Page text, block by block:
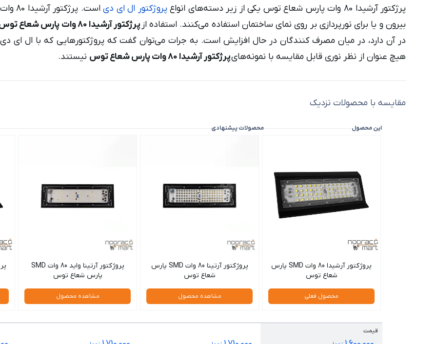
پرژکتور آرشیدا 80 وات پارس شعاع توس یکی از زیر دسته‌های انواع پروژکتور ال ای دی
است.
بیرون و یا برای نورپردازی بر روی نمای ساختمان استفاده می‌کنند. استفاده از پرژکتور آرشیدا 80 وات پارس شعاع توس
در آن دارد، در میان مصرف کنندگان در حال افزایش است. به جرات می‌توان گفت که پروژکتورهایی که با ال ای
هیچ عنوان از نظر نوری قابل مقایسه با نمونه‌هایپرژکتور آرشیدا 80 وات پارس شعاع توس نیستند.
مقایسه با محصولات نزدیک
این محصول محصولات پیشنهادی
پروژکتور آرشیدا 80 وات SMD پارس
شعاع توس
محصول فعلی
پروژکتور آرتینا 80 وات SMD پارس
شعاع توس
مشاهده محصول
پروژکتور آرتینا واید 80 وات SMD
پارس شعاع توس
مشاهده محصول
قیمت